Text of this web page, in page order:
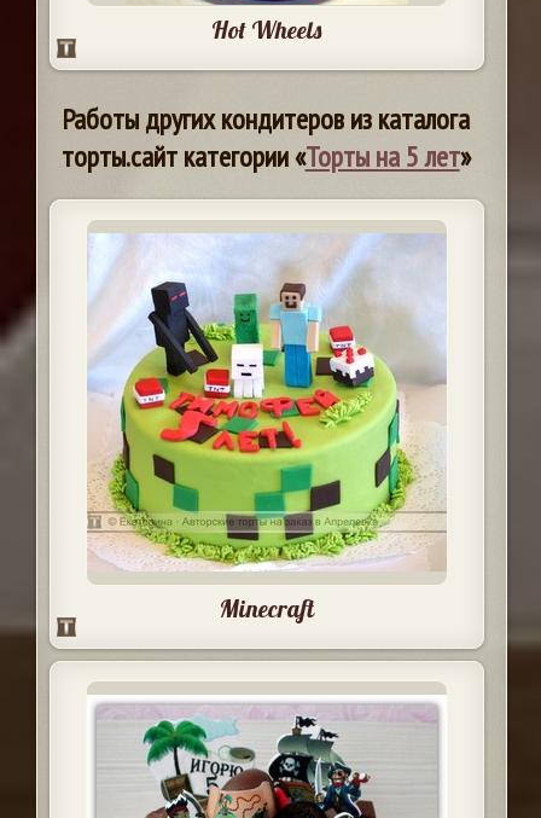
Hot Wheels
Работы других кондитеров из каталога
торты.сайт категории «Торты на 5 лет»
Minecraft